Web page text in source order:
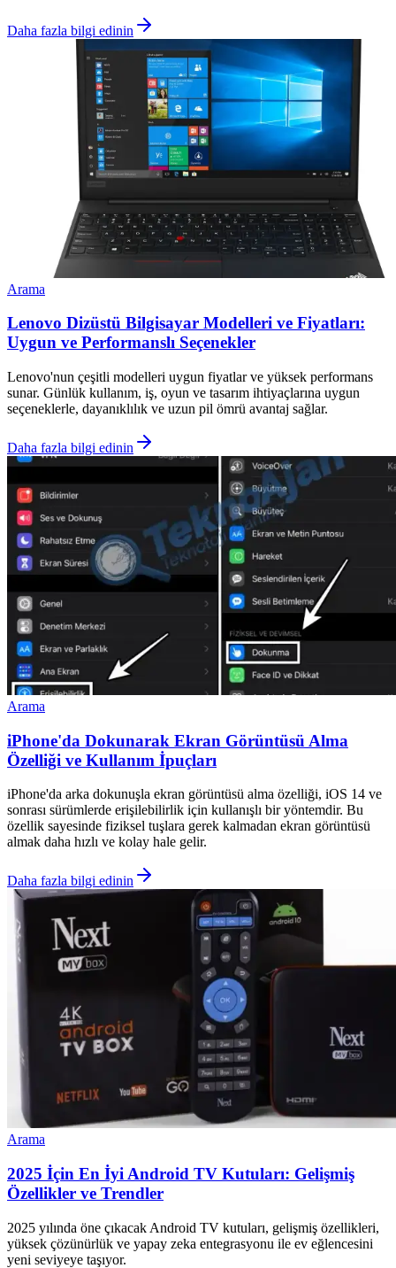
Daha fazla bilgi edinin
Arama
Lenovo Dizüstü Bilgisayar Modelleri ve Fiyatları:
Uygun ve Performanslı Seçenekler
Lenovo'nun çeşitli modelleri uygun fiyatlar ve yüksek performans
sunar. Günlük kullanım, iş, oyun ve tasarım ihtiyaçlarına uygun
seçeneklerle, dayanıklılık ve uzun pil ömrü avantaj sağlar.
Daha fazla bilgi edinin
Arama
iPhone'da Dokunarak Ekran Görüntüsü Alma
Özelliği ve Kullanım İpuçları
iPhone'da arka dokunuşla ekran görüntüsü alma özelliği, iOS 14 ve
sonrası sürümlerde erişilebilirlik için kullanışlı bir yöntemdir. Bu
özellik sayesinde fiziksel tuşlara gerek kalmadan ekran görüntüsü
almak daha hızlı ve kolay hale gelir.
Daha fazla bilgi edinin
Arama
2025 İçin En İyi Android TV Kutuları: Gelişmiş
Özellikler ve Trendler
2025 yılında öne çıkacak Android TV kutuları, gelişmiş özellikleri,
yüksek çözünürlük ve yapay zeka entegrasyonu ile ev eğlencesini
yeni seviyeye taşıyor.